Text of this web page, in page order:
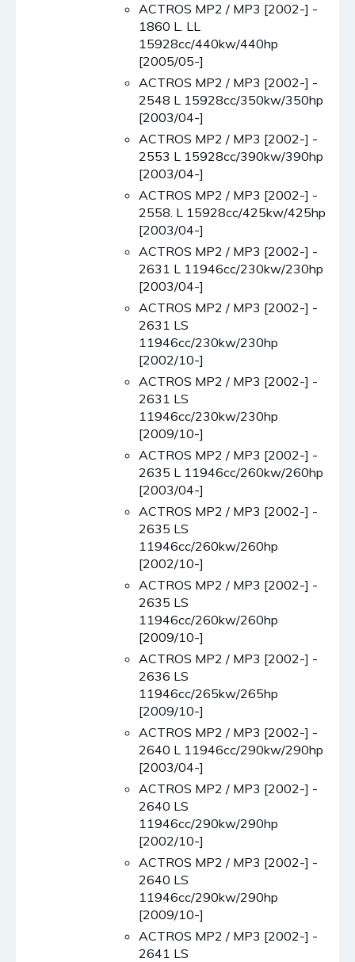
ACTROS MP2 / MP3 [2002-] -
1860 L. LL
15928cc/440kw/440hp
[2005/05-]
ACTROS MP2 / MP3 [2002-] -
2548 L 15928cc/350kw/350hp
[2003/04-]
ACTROS MP2 / MP3 [2002-] -
2553 L 15928cc/390kw/390hp
[2003/04-]
ACTROS MP2 / MP3 [2002-] -
2558. L 15928cc/425kw/425hp
[2003/04-]
ACTROS MP2 / MP3 [2002-] -
2631 L 11946cc/230kw/230hp
[2003/04-]
ACTROS MP2 / MP3 [2002-] -
2631 LS
11946cc/230kw/230hp
[2002/10-]
ACTROS MP2 / MP3 [2002-] -
2631 LS
11946cc/230kw/230hp
[2009/10-]
ACTROS MP2 / MP3 [2002-] -
2635 L 11946cc/260kw/260hp
[2003/04-]
ACTROS MP2 / MP3 [2002-] -
2635 LS
11946cc/260kw/260hp
[2002/10-]
ACTROS MP2 / MP3 [2002-] -
2635 LS
11946cc/260kw/260hp
[2009/10-]
ACTROS MP2 / MP3 [2002-] -
2636 LS
11946cc/265kw/265hp
[2009/10-]
ACTROS MP2 / MP3 [2002-] -
2640 L 11946cc/290kw/290hp
[2003/04-]
ACTROS MP2 / MP3 [2002-] -
2640 LS
11946cc/290kw/290hp
[2002/10-]
ACTROS MP2 / MP3 [2002-] -
2640 LS
11946cc/290kw/290hp
[2009/10-]
ACTROS MP2 / MP3 [2002-] -
2641 LS